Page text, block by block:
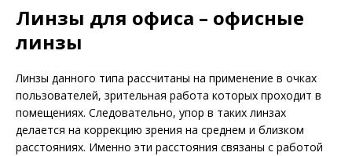
Линзы для офиса – офисные
линзы
Линзы данного типа рассчитаны на применение в очках
пользователей, зрительная работа которых проходит в
помещениях. Следовательно, упор в таких линзах
делается на коррекцию зрения на среднем и близком
расстояниях. Именно эти расстояния связаны с работой